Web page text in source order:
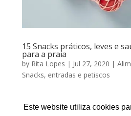
Este website utiliza cookies
15 Snacks práticos, leves e
para a praia
by Rita Lopes | Jul 27, 2020 |
Snacks, entradas e petiscos
praia Por RITA LOPES | Julho